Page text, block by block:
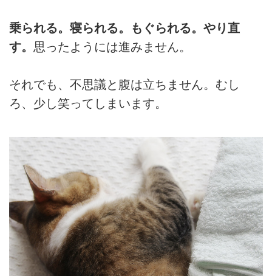
乗られる。寝られる。もぐられる。やり直
す。 思ったようには進みません。
それでも、不思議と腹は立ちません。むし
ろ、少し笑ってしまいます。